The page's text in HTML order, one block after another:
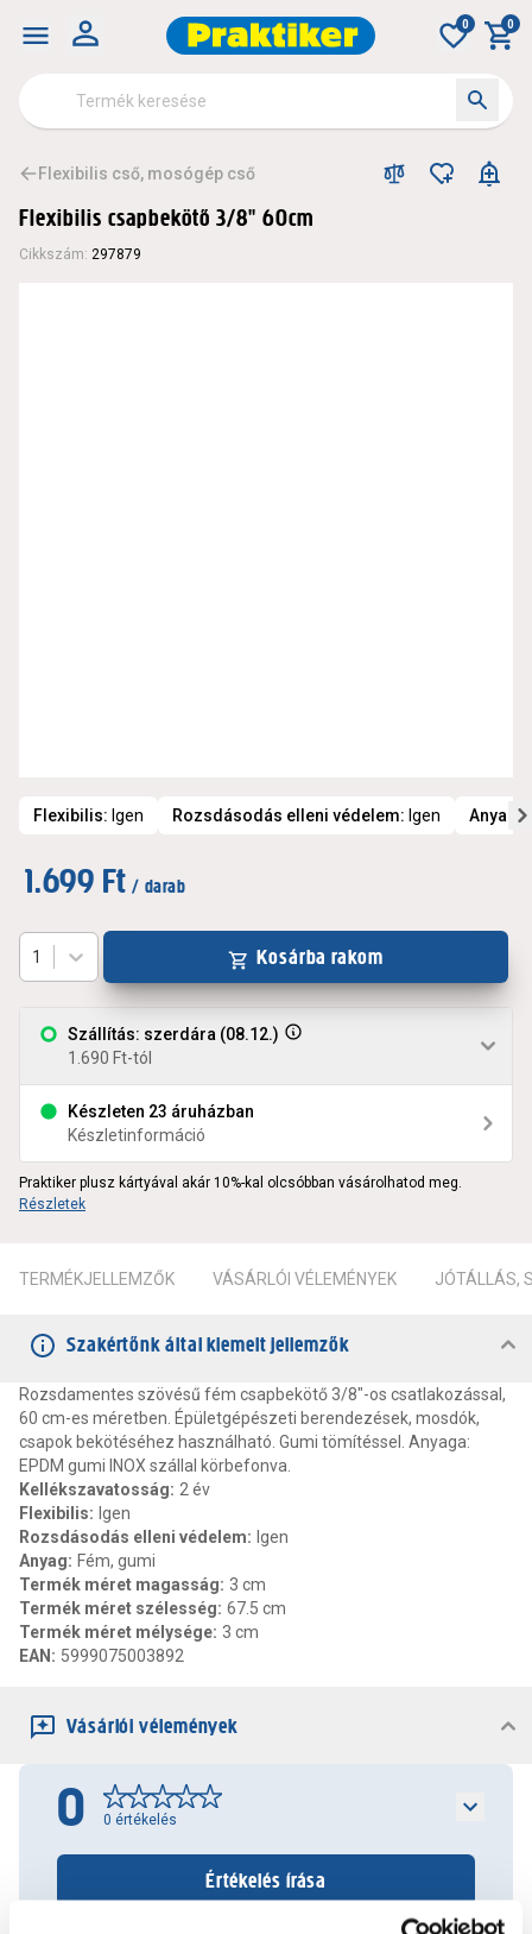
0 0
Flexibilis cső, mosógép cső
Flexibilis csapbekötő 3/8" 60cm
Cikkszám: 297879
Flexibilis: Igen Rozsdásodás elleni védelem: Igen Anyag :
1.699 Ft / darab
Szállítás: szerdára (08.12.)
1.690 Ft-tól
Készleten 23 áruházban
Készletinformáció
1 Kosárba rakom
Praktiker plusz kártyával akár 10%-kal olcsóbban vásárolhatod meg.
Részletek
TERMÉKJELLEMZŐK VÁSÁRLÓI VÉLEMÉNYEK JÓTÁLLÁS,
Szakértőnk által kiemelt jellemzők
Rozsdamentes szövésű fém csapbekötő 3/8"-os csatlakozással,
60 cm-es méretben. Épületgépészeti berendezések, mosdók,
csapok bekötéséhez használható. Gumi tömítéssel. Anyaga:
EPDM gumi INOX szállal körbefonva.
Kellékszavatosság: 2 év
Flexibilis: Igen
Rozsdásodás elleni védelem: Igen
Anyag: Fém, gumi
Termék méret magasság: 3 cm
Termék méret szélesség: 67.5 cm
Termék méret mélysége: 3 cm
EAN : 5999075003892
Vásárlói vélemények
0 0 értékelés
Értékelés írása